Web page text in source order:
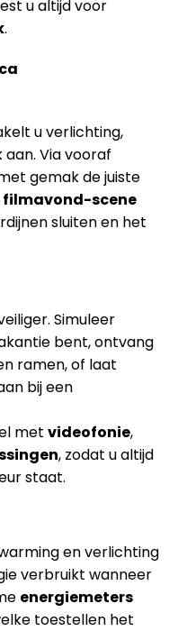
u altijd voor
.
u verlichting,
Via vooraf
gemak de juiste
filmavond-scene
sluiten en het
Simuleer
bent, ontvang
ramen, of laat
bij een
met videofonie,
, zodat u altijd
staat.
en verlichting
verbruikt wanneer
energiemeters
toestellen het